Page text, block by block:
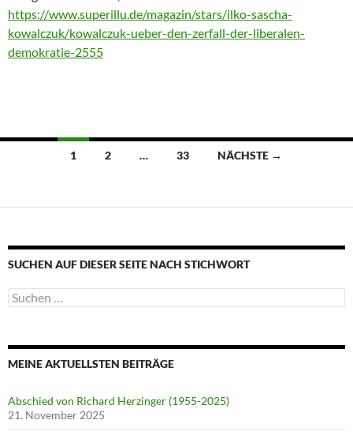
https://www.superillu.de/magazin/stars/ilko-sascha-
kowalczuk/kowalczuk-ueber-den-zerfall-der-liberalen-
demokratie-2555
Beitragsnavigation
1 2 … 33 NÄCHSTE →
SUCHEN AUF DIESER SEITE NACH STICHWORT
Suche
nach:
MEINE AKTUELLSTEN BEITRÄGE
Abschied von Richard Herzinger (1955-2025)
21. November 2025